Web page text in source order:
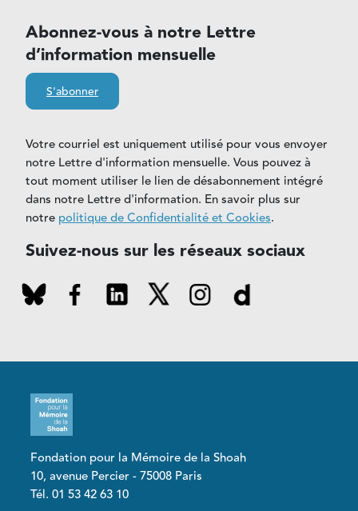
Abonnez-vous à notre Lettre
d’information mensuelle
S'abonner
Votre courriel est uniquement utilisé pour vous envoyer
notre Lettre d'information mensuelle. Vous pouvez à
tout moment utiliser le lien de désabonnement intégré
dans notre Lettre d'information. En savoir plus sur
notre politique de Confidentialité et Cookies.
Suivez-nous sur les réseaux sociaux
Fondation pour la Mémoire de la Shoah
10, avenue Percier - 75008 Paris
Tél. 01 53 42 63 10